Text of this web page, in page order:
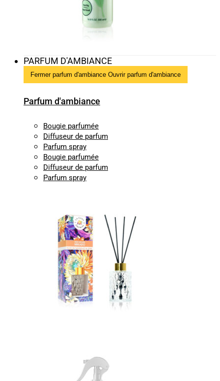
PARFUM D'AMBIANCE
Fermer parfum d'ambiance Ouvrir parfum d'ambiance
Parfum d'ambiance
Bougie parfumée
Diffuseur de parfum
Parfum spray
Bougie parfumée
Diffuseur de parfum
Parfum spray